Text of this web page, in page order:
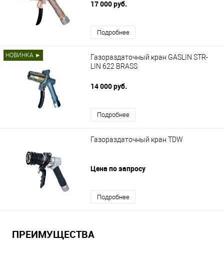
17 000 руб.
Подробнее
НОВИНКА ►
Газораздаточный кран GASLIN STR-
LIN 622 BRASS
14 000 руб.
Подробнее
Газораздаточный кран TDW
Цена по запросу
Подробнее
ПРЕИМУЩЕСТВА